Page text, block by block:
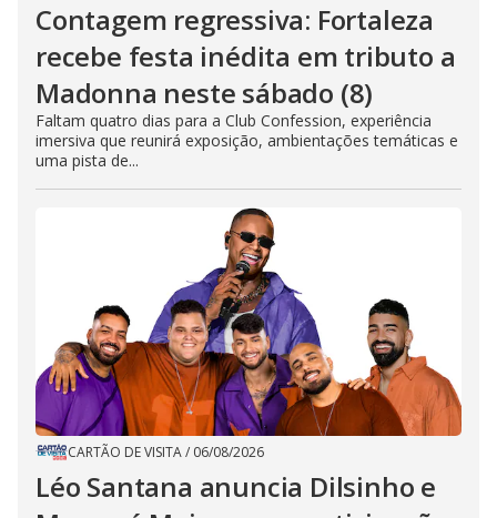
Contagem regressiva: Fortaleza
recebe festa inédita em tributo a
Madonna neste sábado (8)
Faltam quatro dias para a Club Confession, experiência
imersiva que reunirá exposição, ambientações temáticas e
uma pista de...
CARTÃO DE VISITA/ 06/08/2026
Léo Santana anuncia Dilsinho e